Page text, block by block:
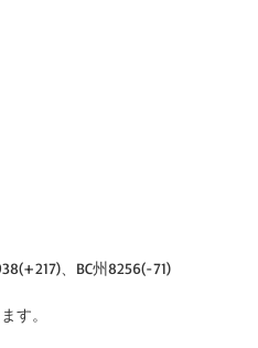
、BC州8256(-71)
す。